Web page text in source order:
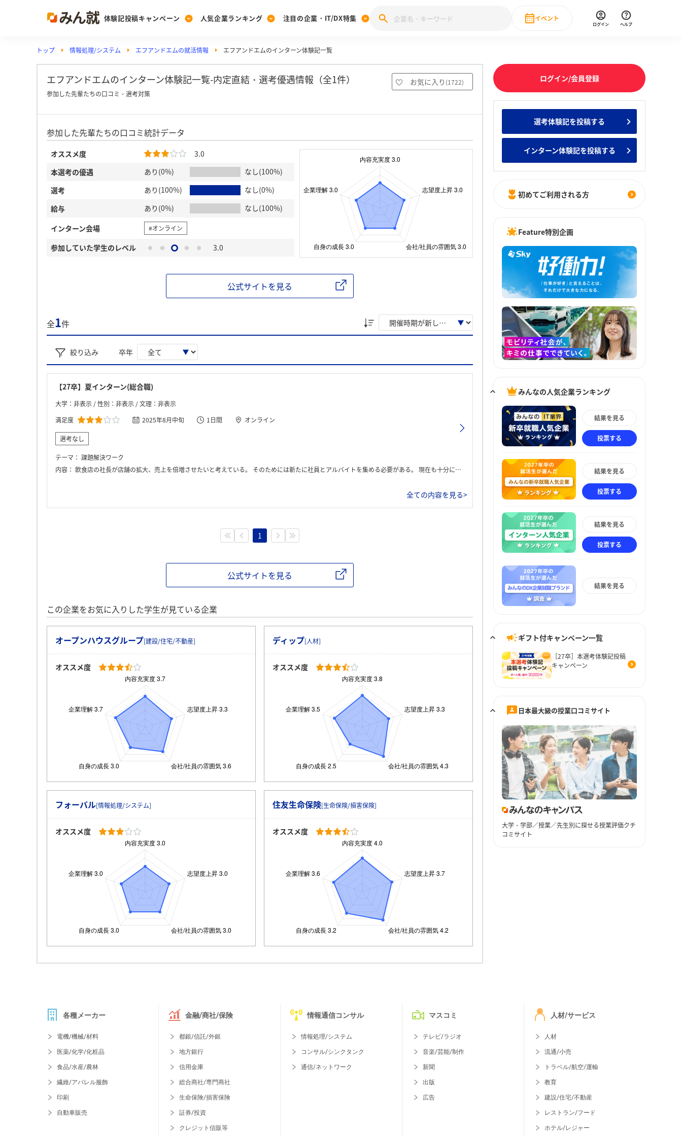
体験記投稿キャンペーン
Post
投稿する
[27卒] 本選考体験記投稿キャンペーン
人気企業ランキング
Ranking
ランキングを見る
みんなのDX企業就職ブランド調査
Vote
投票する
みんなの新卒就職人気企業ランキング みんなのインターン人気企業ランキ
注目の企業・IT/DX特集
PickUp
注目の企業特集
28卒 IT・DX現場社員インタビュー
イベント
直近のイベント一覧
ログイン ヘルプ
トップ 情報処理/システム エフアンドエムの就活情報 エフアンドエムのインターン体験記一覧
エフアンドエムのインターン体験記一覧-内定直結・選考優遇情報（全1件） お気に入り (1722)
参加した先輩たちの口コミ・選考対策
参加した先輩たちの口コミ統計データ
オススメ度
3.0
本選考の優遇
あり(0%)
なし(100%)
選考
あり(100%)
なし(0%)
給与
あり(0%)
なし(100%)
インターン会場
#オンライン
参加していた学生のレベル 3.0
公式サイトを見る
全1件
絞り込み 卒年
【27卒】夏インターン(総合職)
大学：非表示 / 性別：非表示 / 文理：非表示
満足度
2025年8月中旬 1日間 オンライン
選考なし
テーマ： 課題解決ワーク
内容： 飲食店の社長が店舗の拡大、売上を倍増させたいと考えている。 そのためには新たに社員とアルバイトを集める必要がある。 現在も十分に客は入っており、収益もある。 この社長に対して何をどう提案するか。
全ての内容を見る>
1
公式サイトを見る
この企業をお気に入りした学生が見ている企業
オープンハウスグループ[建設/住宅/不動産]
オススメ度
ディップ[人材]
オススメ度
フォーバル[情報処理/システム]
オススメ度
住友生命保険[生命保険/損害保険]
オススメ度
ログイン/会員登録
選考体験記を投稿する
インターン体験記を投稿する
初めてご利用される方
Feature特別企画
みんなの人気企業ランキング
結果を見る
投票する
結果を見る
投票する
結果を見る
投票する
結果を見る
ギフト付キャンペーン一覧
［27卒］本選考体験記投稿
キャンペーン
日本最大級の授業口コミサイト
大学・学部／授業／先生別に探せる授業評価クチ
コミサイト
各種メーカー
電機/機械/材料
医薬/化学/化粧品
食品/水産/農林
繊維/アパレル服飾
印刷
自動車販売
金融/商社/保険
都銀/信託/外銀
地方銀行
信用金庫
総合商社/専門商社
生命保険/損害保険
証券/投資
クレジット信販等
情報通信コンサル
情報処理/システム
コンサル/シンクタンク
通信/ネットワーク
マスコミ
テレビ/ラジオ
音楽/芸能/制作
新聞
出版
広告
人材/サービス
人材
流通/小売
トラベル/航空/運輸
教育
建設/住宅/不動産
レストラン/フード
ホテル/レジャー